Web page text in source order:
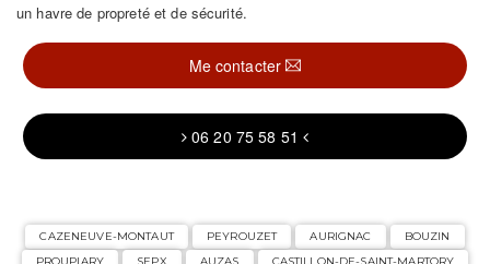
un havre de propreté et de sécurité.
Me contacter
06 20 75 58 51
CAZENEUVE-MONTAUT PEYROUZET AURIGNAC
BOUZIN